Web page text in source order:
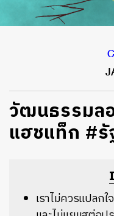
วัฒนธรรมล
แฮชแท็ก #รั
เราไม่ควรแปลก